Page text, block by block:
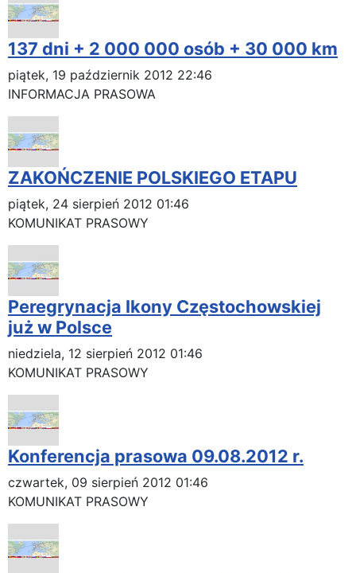
137 dni + 2 000 000 osób + 30 000 km
piątek, 19 październik 2012 22:46
INFORMACJA PRASOWA
ZAKOŃCZENIE POLSKIEGO ETAPU
piątek, 24 sierpień 2012 01:46
KOMUNIKAT PRASOWY
Peregrynacja Ikony Częstochowskiej
już w Polsce
niedziela, 12 sierpień 2012 01:46
KOMUNIKAT PRASOWY
Konferencja prasowa 09.08.2012 r.
czwartek, 09 sierpień 2012 01:46
KOMUNIKAT PRASOWY